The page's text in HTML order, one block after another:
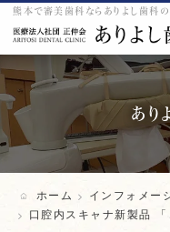
あり
ホーム インフォメー
口腔内スキャナ新製品